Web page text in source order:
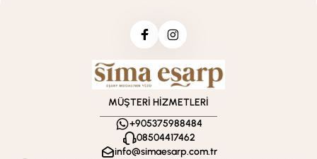
MÜŞTERİ HİZMETLERİ
+905375988484
08504417462
info@simaesarp.com.tr